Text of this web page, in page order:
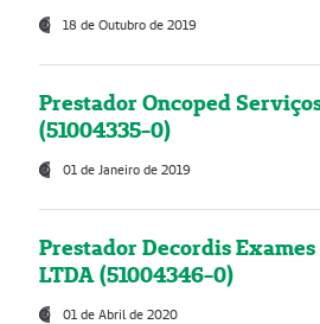
18 de Outubro de 2019
Prestador Oncoped
(51004335-0)
01 de Janeiro de 2019
Prestador Decordis
LTDA (51004346-0)
01 de Abril de 2020